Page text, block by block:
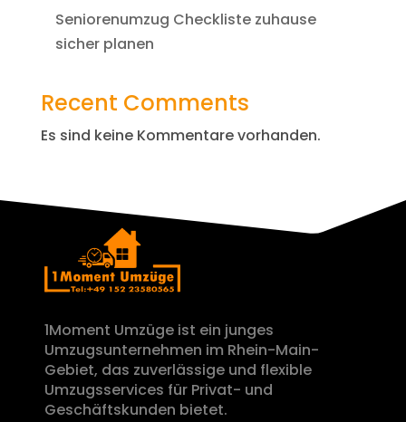
Seniorenumzug Checkliste zuhause
sicher planen
Recent Comments
Es sind keine Kommentare vorhanden.
1Moment Umzüge ist ein junges
Umzugsunternehmen im Rhein-Main-
Gebiet, das zuverlässige und flexible
Umzugsservices für Privat- und
Geschäftskunden bietet.